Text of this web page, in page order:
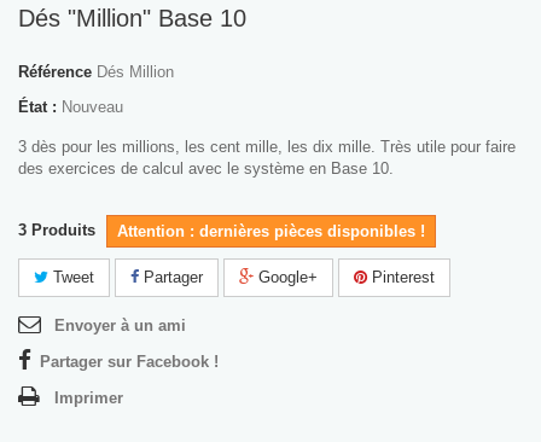
Dés "Million" Base 10
Référence Dés Million
État : Nouveau
3 dès pour les millions, les cent mille, les dix mille. Très utile pour faire
des exercices de calcul avec le système en Base 10.
3 Produits Attention : dernières pièces disponibles !
Tweet Partager Google+ Pinterest
Envoyer à un ami
Partager sur Facebook !
Imprimer